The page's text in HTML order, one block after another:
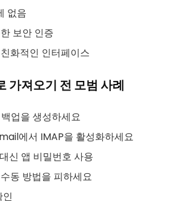
없음
보안 인증
화적인 인터페이스
가져오기 전 모범 사례
업을 생성하세요
에서 IMAP을 활성화하세요
신 앱 비밀번호 사용
동 방법을 피하세요